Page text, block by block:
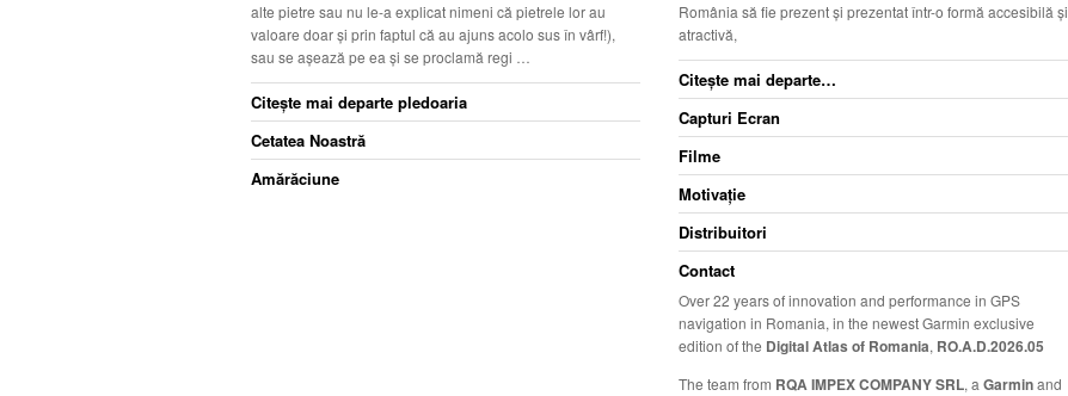
alte pietre sau nu le-a explicat nimeni că pietrele lor au
valoare doar şi prin faptul că au ajuns acolo sus în vârf!),
sau se aşează pe ea şi se proclamă regi …
Citeşte mai departe pledoaria
Cetatea Noastră
Amărăciune
România să fie prezent şi prezentat într-o formă accesibilă şi
atractivă,
Citeşte mai departe…
Capturi Ecran
Filme
Motivaţie
Distribuitori
Contact
Over 22 years of innovation and performance in GPS
navigation in Romania, in the newest Garmin exclusive
edition of the Digital Atlas of Romania, RO.A.D.2026.05
The team from RQA IMPEX COMPANY SRL, a Garminand